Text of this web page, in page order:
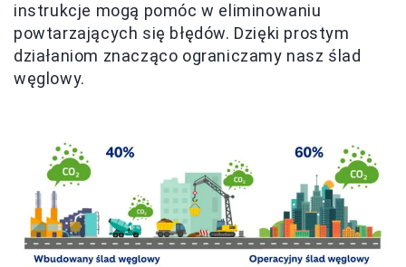
instrukcje mogą pomóc w eliminowaniu
powtarzających się błędów. Dzięki prostym
działaniom znacząco ograniczamy nasz ślad
węglowy.